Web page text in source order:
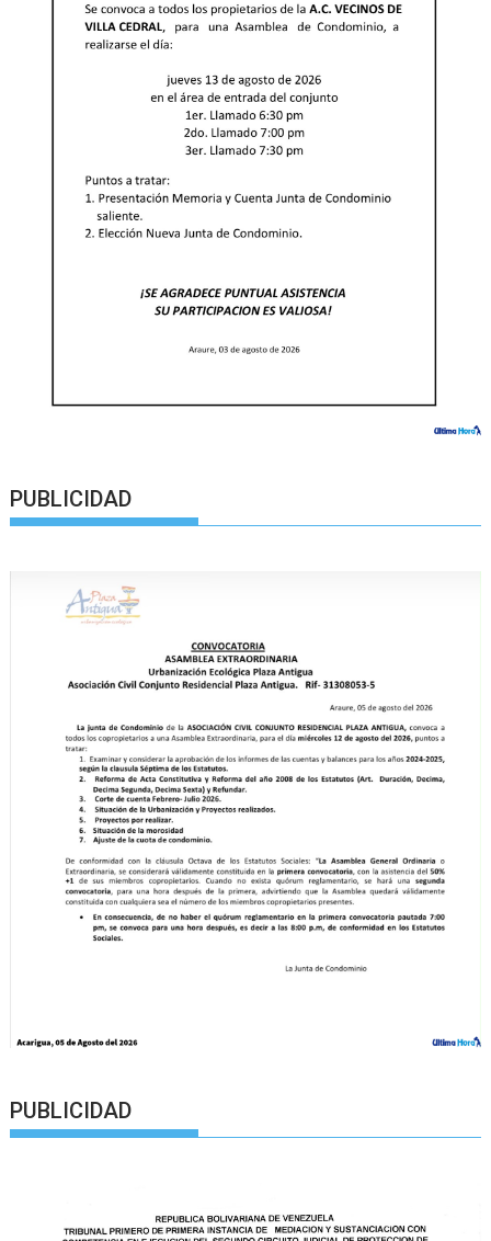
PUBLICIDAD
PUBLICIDAD